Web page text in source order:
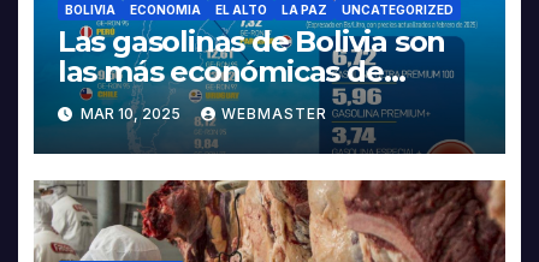
BOLIVIA ECONOMIA EL ALTO LA PAZ UNCATEGORIZED
Las gasolinas de Bolivia son
las más económicas de
Sudamérica
MAR 10, 2025 WEBMASTER